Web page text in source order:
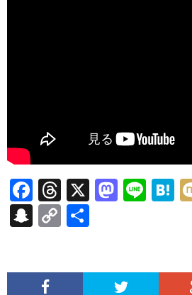
F
ac
e
o
T
hr
ea
X
M
o
Li H
a
S
pc
C